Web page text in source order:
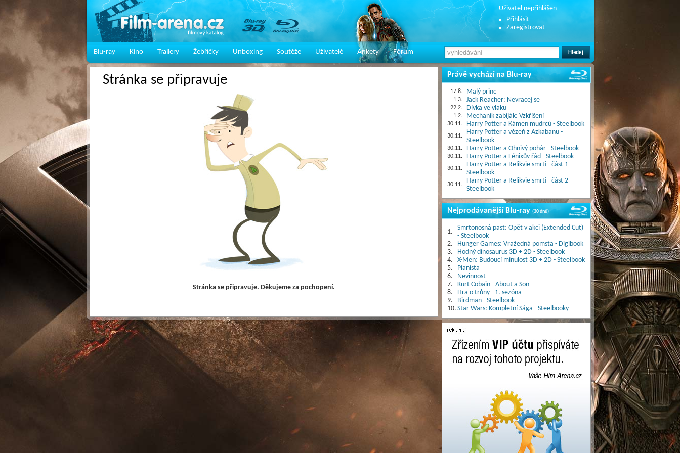
Uživatel nepřihlášen
Přihlásit
Zaregistrovat
Blu-ray Kino Trailery Žebříčky Unboxing Soutěže Uživatelé Ankety Fórum
Stránka se připravuje
Stránka se připravuje. Děkujeme za pochopení.
Právě vychází na Blu-ray
17.8. Malý princ
1.3. Jack Reacher: Nevracej se
22.2. Dívka ve vlaku
1.2. Mechanik zabiják: Vzkříšení
30.11. Harry Potter a Kámen mudrců - Steelbook
30.11.
Harry Potter a vězeň z Azkabanu -
Steelbook
30.11. Harry Potter a Ohnivý pohár - Steelbook
30.11. Harry Potter a Fénixův řád - Steelbook
30.11.
Harry Potter a Relikvie smrti - část 1 -
Steelbook
30.11.
Harry Potter a Relikvie smrti - část 2 -
Steelbook
Nejprodávanější Blu-ray(30 dnů)
1.
Smrtonosná past: Opět v akci (Extended Cut)
- Steelbook
2.
Hunger Games: Vražedná pomsta - Digibook
3.
Hodný dinosaurus 3D + 2D - Steelbook
4.
X-Men: Budoucí minulost 3D + 2D - Steelbook
5.
Pianista
6.
Nevinnost
7.
Kurt Cobain - About a Son
8.
Hra o trůny - 1. sezóna
9.
Birdman - Steelbook
10. Star Wars: Kompletní Sága - Steelbooky